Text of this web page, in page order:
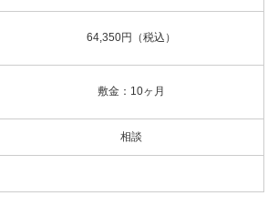
64,350円（税込）
敷金：10ヶ月
相談